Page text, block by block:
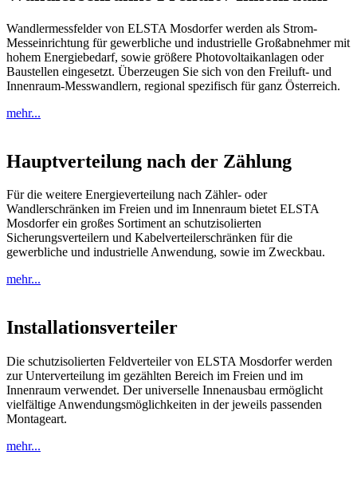
Wandlermessfelder von ELSTA Mosdorfer werden als Strom-
Messeinrichtung für gewerbliche und industrielle Großabnehmer mit
hohem Energiebedarf, sowie größere Photovoltaikanlagen oder
Baustellen eingesetzt. Überzeugen Sie sich von den Freiluft- und
Innenraum-Messwandlern, regional spezifisch für ganz Österreich.
mehr...
Hauptverteilung nach der Zählung
Für die weitere Energieverteilung nach Zähler- oder
Wandlerschränken im Freien und im Innenraum bietet ELSTA
Mosdorfer ein großes Sortiment an schutzisolierten
Sicherungsverteilern und Kabelverteilerschränken für die
gewerbliche und industrielle Anwendung, sowie im Zweckbau.
mehr...
Installationsverteiler
Die schutzisolierten Feldverteiler von ELSTA Mosdorfer werden
zur Unterverteilung im gezählten Bereich im Freien und im
Innenraum verwendet. Der universelle Innenausbau ermöglicht
vielfältige Anwendungsmöglichkeiten in der jeweils passenden
Montageart.
mehr...